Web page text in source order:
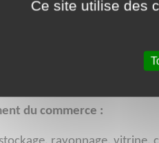
congélateur, lave-
de services, verres,
du commerce :
Ce site utilise des